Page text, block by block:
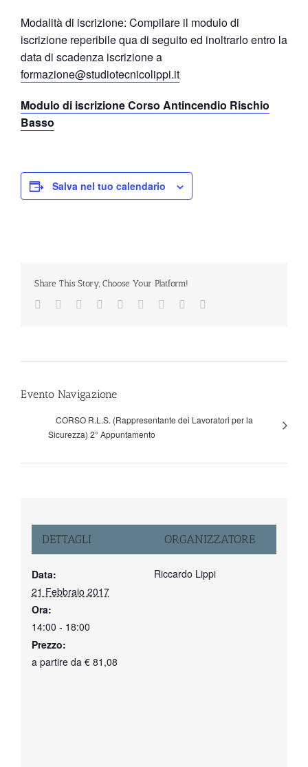
Modalità di iscrizione: Compilare il modulo di
iscrizione reperibile qua di seguito ed inoltrarlo entro la
data di scadenza iscrizione a
formazione@studiotecnicolippi.it
Modulo di iscrizione Corso Antincendio Rischio
Basso
Salva nel tuo calendario
Share This Story, Choose Your Platform!
Facebook
TwitterLinkedin
Reddit TumblrGoogle+Pinterest
Evento Navigazione
CORSO R.L.S. (Rappresentante dei Lavoratori per la
Sicurezza) 2° Appuntamento
DETTAGLI
Data:
21 Febbraio 2017
Ora:
14:00 - 18:00
Prezzo:
a partire da € 81,08
ORGANIZZATORE
Riccardo Lippi